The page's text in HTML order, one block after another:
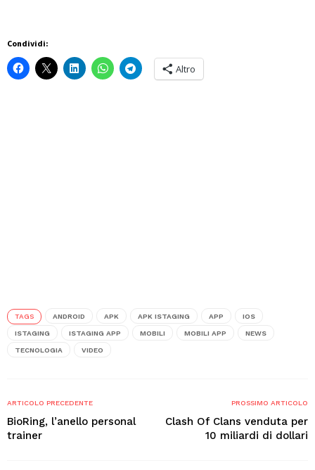
Condividi:
Altro
TAGS ANDROID APK APK ISTAGING APP IOS
ISTAGING ISTAGING APP MOBILI MOBILI APP NEWS
TECNOLOGIA VIDEO
ARTICOLO PRECEDENTE
BioRing, l’anello personal
trainer
PROSSIMO ARTICOLO
Clash Of Clans venduta per
10 miliardi di dollari